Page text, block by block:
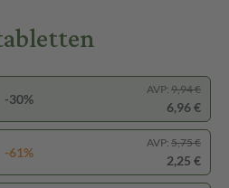
-30%
AVP: 9,94 €
6,96 €
-61%
AVP: 5,75 €
2,25 €